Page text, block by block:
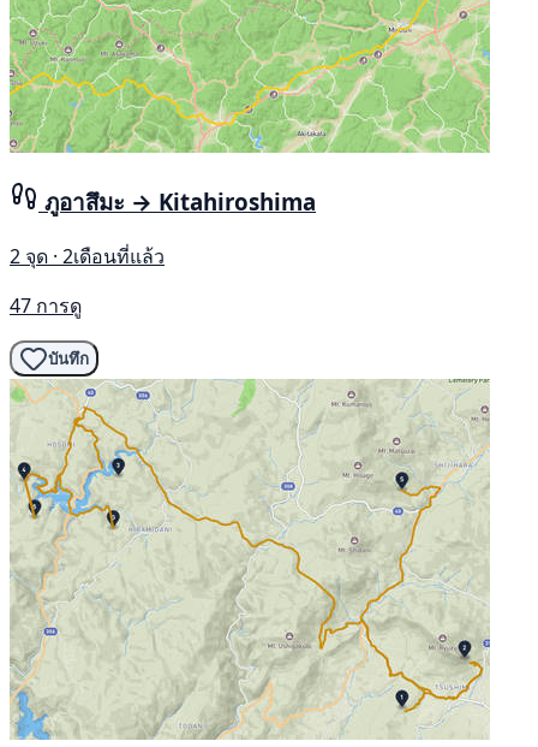
ภูอาสึมะ → Kitahiroshima
2 จุด · 2เดือนที่แล้ว
47 การดู
บันทึก